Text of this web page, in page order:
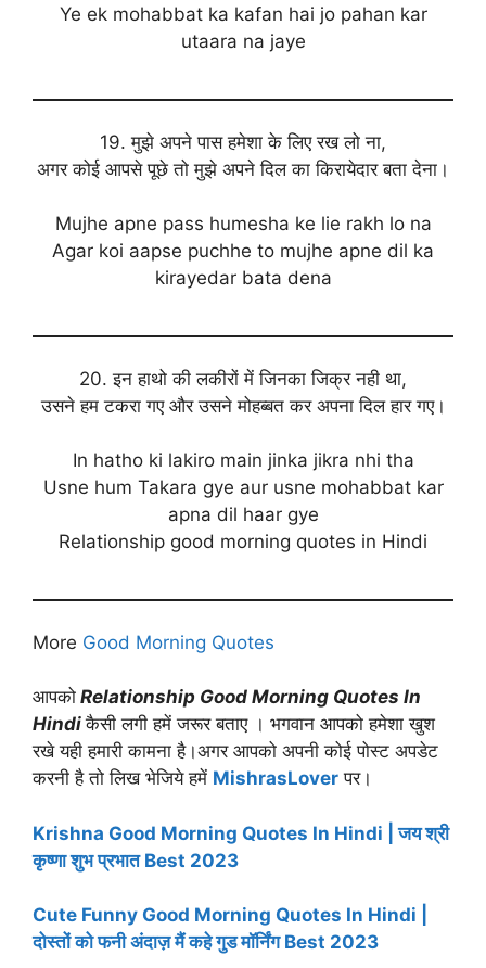
Ye ek mohabbat ka kafan hai jo pahan kar
utaara na jaye
19. मुझे अपने पास हमेशा के लिए रख लो ना,
अगर कोई आपसे पूछे तो मुझे अपने दिल का किरायेदार बता देना।
Mujhe apne pass humesha ke lie rakh lo na
Agar koi aapse puchhe to mujhe apne dil ka
kirayedar bata dena
20. इन हाथो की लकीरों में जिनका जिक्र नही था,
उसने हम टकरा गए और उसने मोहब्बत कर अपना दिल हार गए।
In hatho ki lakiro main jinka jikra nhi tha
Usne hum Takara gye aur usne mohabbat kar
apna dil haar gye
Relationship good morning quotes in Hindi
More Good Morning Quotes
आपको Relationship Good Morning Quotes In
Hindi कैसी लगी हमें जरूर बताए । भगवान आपको हमेशा खुश
रखे यही हमारी कामना है।अगर आपको अपनी कोई पोस्ट अपडेट
करनी है तो लिख भेजिये हमें MishrasLover पर।
Krishna Good Morning Quotes In Hindi | जय श्री
कृष्णा शुभ प्रभात Best 2023
Cute Funny Good Morning Quotes In Hindi |
दोस्तों को फनी अंदाज़ मैं कहे गुड मॉर्निंग Best 2023